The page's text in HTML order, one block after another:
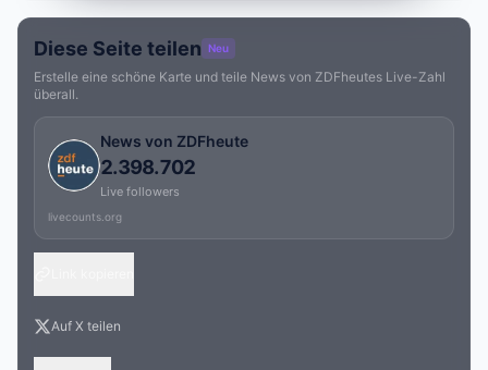
Diese Seite teilen Neu
Erstelle eine schöne Karte und teile News von ZDFheutes Live-Zahl
überall.
News von ZDFheute
2.398.702
Live followers
livecounts.org
Auf X teilen